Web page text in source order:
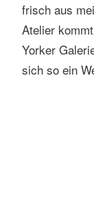
frisch aus
Atelier
Yorker
sich so ein